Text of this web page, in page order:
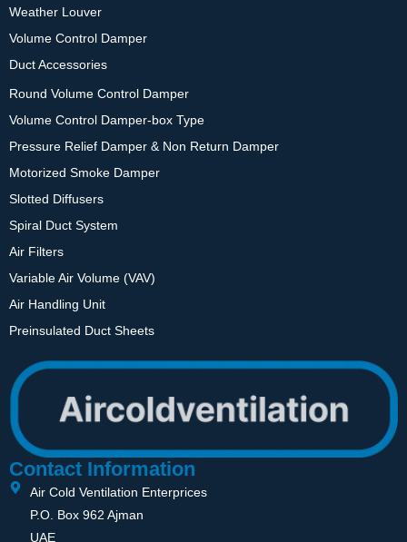
Weather Louver
Volume Control Damper
Duct Accessories
Round Volume Control Damper
Volume Control Damper-box Type
Pressure Relief Damper & Non Return Damper
Motorized Smoke Damper
Slotted Diffusers
Spiral Duct System
Air Filters
Variable Air Volume (VAV)
Air Handling Unit
Preinsulated Duct Sheets
Contact Information
Air Cold Ventilation Enterprices
P.O. Box 962 Ajman
UAE